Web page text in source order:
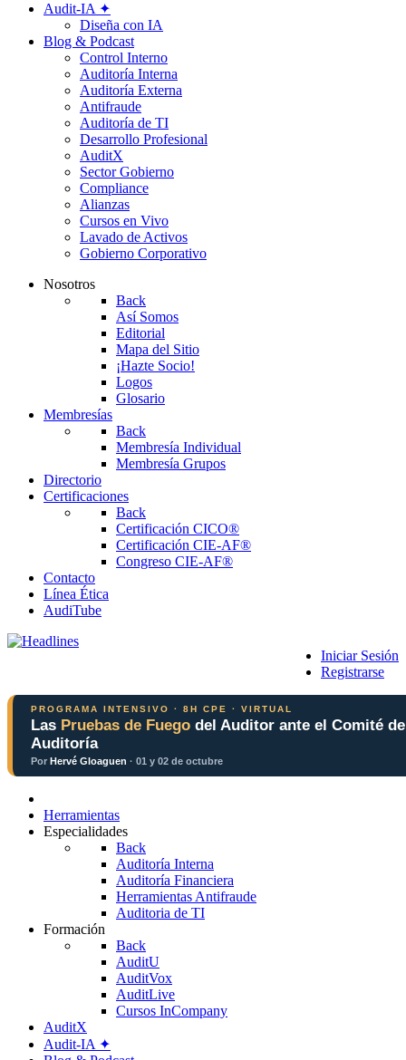
Audit-IA ✦
Diseña con IA
Blog & Podcast
Control Interno
Auditoría Interna
Auditoría Externa
Antifraude
Auditoría de TI
Desarrollo Profesional
AuditX
Sector Gobierno
Compliance
Alianzas
Cursos en Vivo
Lavado de Activos
Gobierno Corporativo
Nosotros
Back
Así Somos
Editorial
Mapa del Sitio
¡Hazte Socio!
Logos
Glosario
Membresías
Back
Membresía Individual
Membresía Grupos
Directorio
Certificaciones
Back
Certificación CICO®
Certificación CIE-AF®
Congreso CIE-AF®
Contacto
Línea Ética
AudiTube
Iniciar Sesión
Registrarse
PROGRAMA INTENSIVO · 8H CPE · VIRTUAL
Las Pruebas de Fuego del Auditor ante el Comité de
Auditoría
Por Hervé Gloaguen · 01 y 02 de octubre
Herramientas
Especialidades
Back
Auditoría Interna
Auditoría Financiera
Herramientas Antifraude
Auditoria de TI
Formación
Back
AuditU
AuditVox
AuditLive
Cursos InCompany
AuditX
Audit-IA ✦